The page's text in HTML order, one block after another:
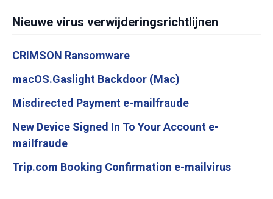
Nieuwe virus verwijderingsrichtlijnen
CRIMSON Ransomware
macOS.Gaslight Backdoor (Mac)
Misdirected Payment e-mailfraude
New Device Signed In To Your Account e-
mailfraude
Trip.com Booking Confirmation e-mailvirus